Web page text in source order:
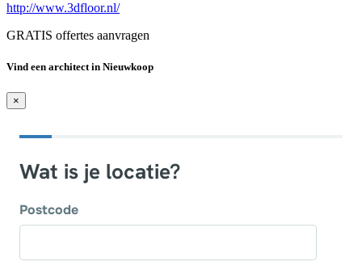
http://www.3dfloor.nl/
GRATIS offertes aanvragen
Vind een architect in Nieuwkoop
×